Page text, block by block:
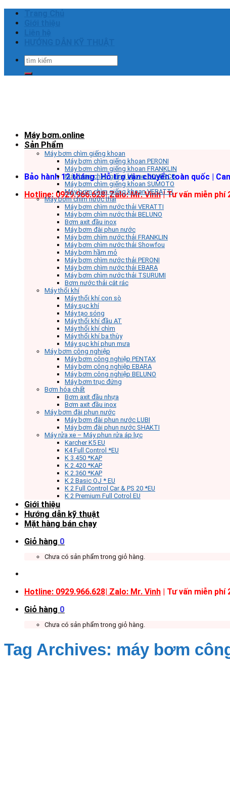
Skip
content
Tìm
Bảo hành 12 tháng | Hỗ trợ vận chuyển toàn quốc |
Hotline: 0929.966.628|Zalo: Mr. Vinh| Tư vấn miễn phí
Máy bơm.online
Sản Phẩm
Máy bơm chìm giếng khoan
Máy bơm chìm giếng khoan PERONI
Máy bơm chìm giếng khoan FRANKLIN
Máy bơm chìm giếng khoan COVERCO
Máy bơm chìm giếng khoan SUMOTO
Máy bơm chìm giếng khoan VERATTI
Máy bơm chìm nước thải
Máy bơm chìm nước thải VERATTI
Máy bơm chìm nước thải BELUNO
Bơm axit đầu inox
Máy bơm đài phun nước
Máy bơm chìm nước thải FRANKLIN
Máy bơm chìm nước thải Showfou
Máy bơm hầm mỏ
Máy bơm chìm nước thải PERONI
Máy bơm chìm nước thải EBARA
Máy bơm chìm nước thải TSURUMI
Bơm nước thải cắt rác
Máy thổi khí
Máy thổi khí con sò
Máy sục khí
Máy tạo sóng
Máy thổi khí đầu AT
Máy thổi khí chìm
Máy thổi khí ba thùy
Máy sục khí phun mưa
Máy bơm công nghiệp
Máy bơm công nghiệp PENTAX
Máy bơm công nghiệp EBARA
Máy bơm công nghiệp BELUNO
Máy bơm trục đứng
Bơm hóa chất
Bơm axit đầu nhựa
Bơm axit đầu inox
Máy bơm đài phun nước
Máy bơm đài phun nước LUBI
Máy bơm đài phun nước SHAKTI
Máy rửa xe – Máy phun rửa áp lực
Karcher K5 EU
K4 Full Control *EU
K 3.450 *KAP
K 2.420 *KAP
K 2.360 *KAP
K 2 Basic OJ * EU
K 2 Full Control Car & PS 20 *EU
K 2 Premium Full Cotrol EU
Giới thiệu
Hướng dẫn kỹ thuật
Mặt hàng bán chạy
Giỏ hàng 0
Chưa có sản phẩm trong giỏ hàng.
Hotline: 0929.966.628| Zalo: Mr. Vinh | Tư vấn miễn phí
Giỏ hàng 0
Chưa có sản phẩm trong giỏ hàng.
Tag Archives: máy bơm